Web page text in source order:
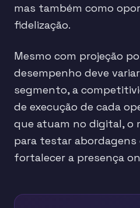
mas também como
fidelização.
Mesmo com projeção
desempenho deve
segmento, a
de execução de cada
que atuam no digital, o
para testar abordagens
fortalecer a presença